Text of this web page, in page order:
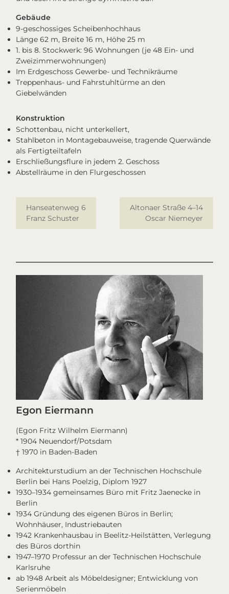
Gebäude
9-geschossiges Scheibenhochhaus
Länge 62 m, Breite 16 m, Höhe 25 m
1. bis 8. Stockwerk: 96 Wohnungen (je 48 Ein- und
Zweizimmerwohnungen)
Im Erdgeschoss Gewerbe- und Technikräume
Treppenhaus- und Fahrstuhltürme an den
Giebelwänden
Konstruktion
Schottenbau, nicht unterkellert,
Stahlbeton in Montagebauweise, tragende Querwände
als Fertigteiltafeln
Erschließungsflure in jedem 2. Geschoss
Abstellräume in den Flurgeschossen
Hanseatenweg 6
Franz Schuster
Altonaer Straße 4–14
Oscar Niemeyer
Egon Eiermann
(Egon Fritz Wilhelm Eiermann)
* 1904 Neuendorf/Potsdam
† 1970 in Baden-Baden
Architekturstudium an der Technischen Hochschule
Berlin bei Hans Poelzig, Diplom 1927
1930–1934 gemeinsames Büro mit Fritz Jaenecke in
Berlin
1934 Gründung des eigenen Büros in Berlin;
Wohnhäuser, Industriebauten
1942 Krankenhausbau in Beelitz-Heilstätten, Verlegung
des Büros dorthin
1947–1970 Professur an der Technischen Hochschule
Karlsruhe
ab 1948 Arbeit als Möbeldesigner; Entwicklung von
Serienmöbeln